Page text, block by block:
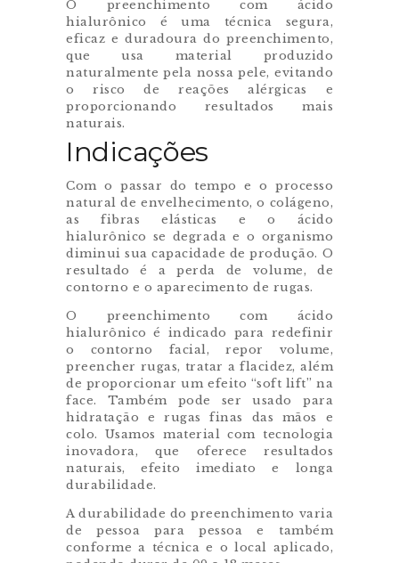
O preenchimento com ácido
hialurônico é uma técnica segura,
eficaz e duradoura do preenchimento,
que usa material produzido
naturalmente pela nossa pele, evitando
o risco de reações alérgicas e
proporcionando resultados mais
naturais.
Indicações
Com o passar do tempo e o processo
natural de envelhecimento, o colágeno,
as fibras elásticas e o ácido
hialurônico se degrada e o organismo
diminui sua capacidade de produção. O
resultado é a perda de volume, de
contorno e o aparecimento de rugas.
O preenchimento com ácido
hialurônico é indicado para redefinir
o contorno facial, repor volume,
preencher rugas, tratar a flacidez, além
de proporcionar um efeito “soft lift” na
face. Também pode ser usado para
hidratação e rugas finas das mãos e
colo. Usamos material com tecnologia
inovadora, que oferece resultados
naturais, efeito imediato e longa
durabilidade.
A durabilidade do preenchimento varia
de pessoa para pessoa e também
conforme a técnica e o local aplicado,